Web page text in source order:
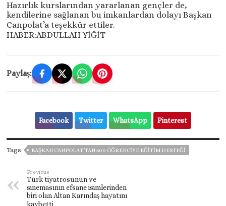
Hazırlık kurslarından yararlanan gençler de,
kendilerine sağlanan bu imkanlardan dolayı Başkan
Canpolat’a teşekkür ettiler.
HABER:ABDULLAH YİĞİT
Paylaş:
Facebook Twitter WhatsApp Pinterest
Tags BAŞKAN CANPOLAT’TAN 600 ÖĞRENCİYE EĞİTİM DESTEĞİ
Previous
Türk tiyatrosunun ve
sinemasının efsane isimlerinden
biri olan Altan Karındaş hayatını
kaybetti